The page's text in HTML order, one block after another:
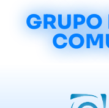
GRUPO